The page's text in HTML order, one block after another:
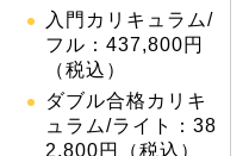
入門カリキュラム/
フル：437,800円
（税込）
ダブル合格カリキ
ュラム/ライト：38
2,800円（税込）